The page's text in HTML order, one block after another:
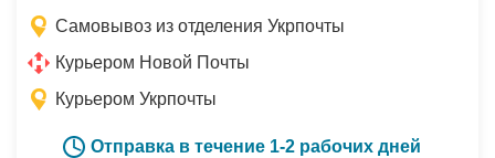
Самовывоз из отделения Укрпочты
Курьером Новой Почты
Курьером Укрпочты
Отправка в течение 1-2 рабочих дней